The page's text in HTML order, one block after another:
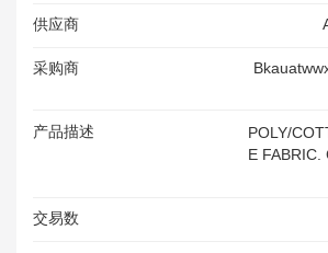
供应商
采购商
产品描述
POLY/
E FABRIC.
交易数